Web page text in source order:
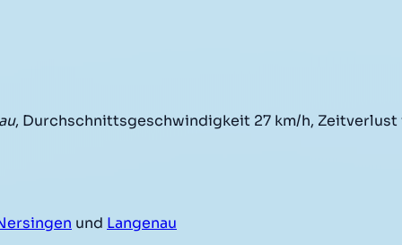
, Durchschnittsgeschwindigkeit 27 km/h, Zeitverlust
und Langenau